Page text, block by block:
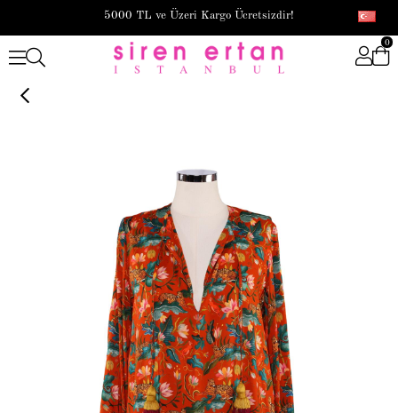
5000 TL ve Üzeri Kargo Ücretsizdir!
0